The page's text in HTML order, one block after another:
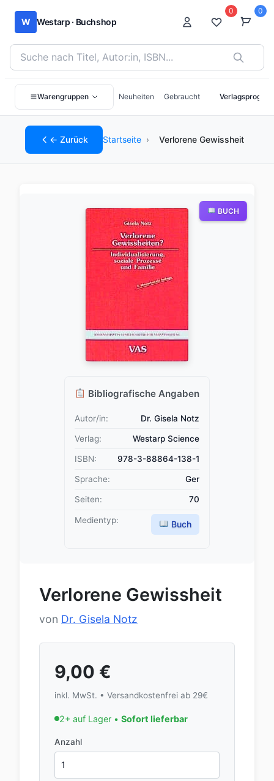
W Westarp · Buchshop
Bücher suchen nach Titel, Autor:in oder ISBN
0 0
Warengruppen Neuheiten Gebraucht
← Zurück Startseite › Verlorene Gewissheit
Bibliografische Angaben
Autor/in: Dr. Gisela Notz
Verlag: Westarp Science
ISBN: 978-3-88864-138-1
Sprache: Ger
Seiten: 70
Medientyp: Buch
BUCH
Verlorene Gewissheit
von Dr. Gisela Notz
9,00 €
inkl. MwSt. • Versandkostenfrei ab 29€
2+ auf Lager • Sofort lieferbar
Anzahl